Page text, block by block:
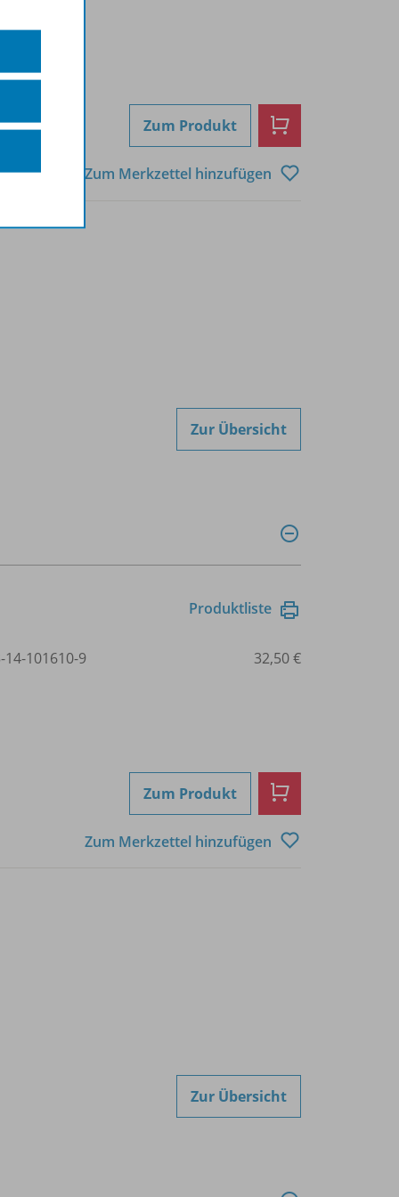
Zum Produkt
Zum Merkzettel hinzufügen
Zur Übersicht
Produktliste
14-101610-9 32,50 €
Zum Produkt
Zum Merkzettel hinzufügen
Zur Übersicht